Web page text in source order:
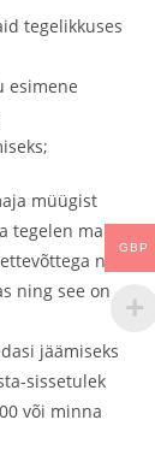
tegelikkuses
esimene
müügist
tegelen ma
nii
ning see on
jäämiseks
sissetulek
või minna
GBP